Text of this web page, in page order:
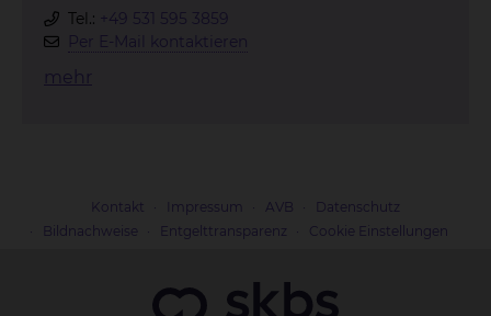
Tel.: +49 531 595 3859
Per E-Mail kontaktieren
mehr
Kontakt Impressum AVB
Datenschutz
Bildnachweise
Entgelttransparenz Cookie Einstellungen